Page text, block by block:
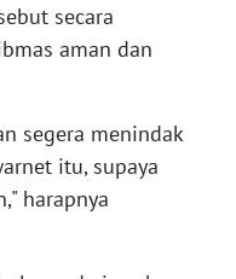
secara
aman dan
segera menindak
itu, supaya
harapnya